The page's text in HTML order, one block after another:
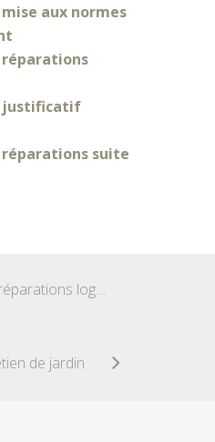
aux normes
réparations
justificatif
réparations suite
Demande de réparations logement
de jardin